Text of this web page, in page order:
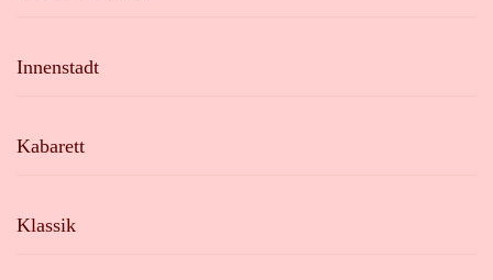
Innenstadt
Kabarett
Klassik